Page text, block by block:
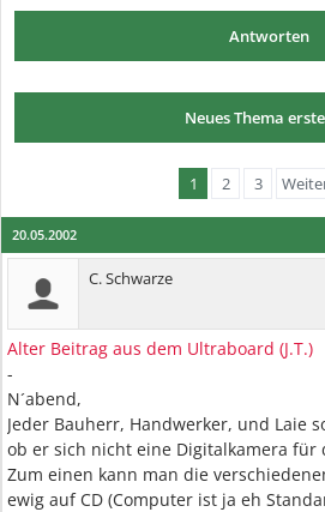
Antworten
Neues Thema
1 2 3
20.05.2002
C. Schwarze
Alter Beitrag aus dem Ultraboard (J.T.)
-
N´abend,
Jeder Bauherr, Handwerker, und Laie
ob er sich nicht eine Digitalkamera für
Zum einen kann man die
ewig auf CD (Computer ist ja eh